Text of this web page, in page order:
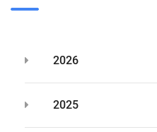
2026
2025